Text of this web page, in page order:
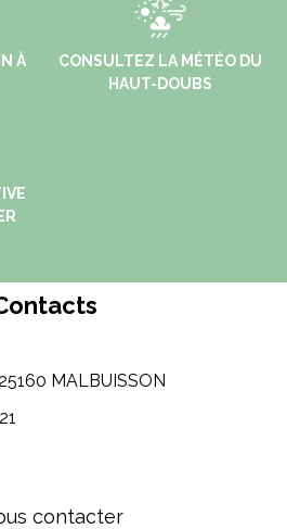
À
CONSULTEZ LA MÉTÉO DU
HAUT-DOUBS
MALBUISSON
contacter